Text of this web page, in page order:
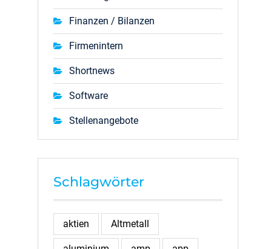
Finanzen / Bilanzen
Firmenintern
Shortnews
Software
Stellenangebote
Schlagwörter
aktien Altmetall